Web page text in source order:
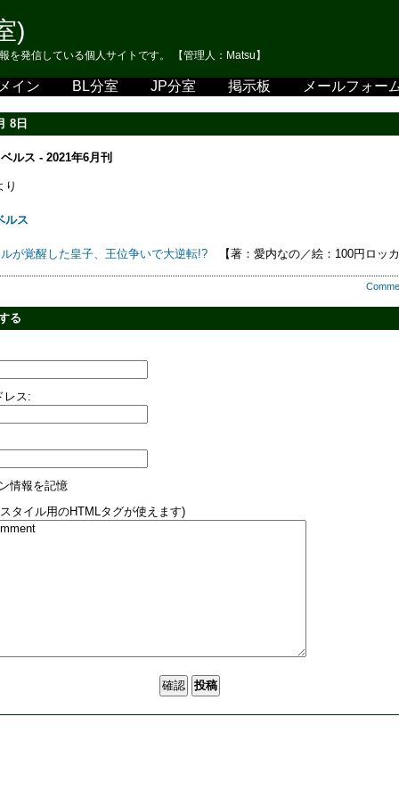
)
を発信している個人サイトです。 【管理人：Matsu】
イン BL分室 JP分室 掲示板 メールフォー
8日
ルス - 2021年6月刊
り
ルス
が覚醒した皇子、王位争いで大逆転!? 【著：愛内なの／絵：100円ロッ
る
レス:
情報を記憶
タイル用のHTMLタグが使えます)